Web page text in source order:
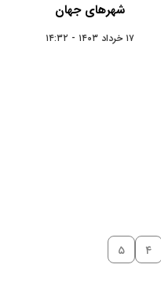
شهرهای جهان
۱۷ خرداد ۱۴۰۳ - ۱۴:۳۲
۴ ۵